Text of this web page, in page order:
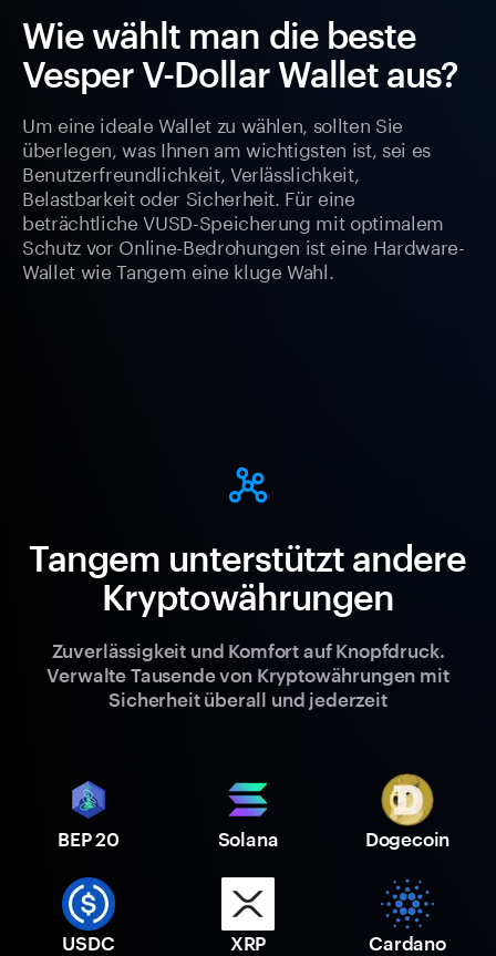
Wie wählt man die beste
Vesper V-Dollar Wallet aus?
Um eine ideale Wallet zu wählen, sollten Sie
überlegen, was Ihnen am wichtigsten ist, sei es
Benutzerfreundlichkeit, Verlässlichkeit,
Belastbarkeit oder Sicherheit. Für eine
beträchtliche VUSD-Speicherung mit optimalem
Schutz vor Online-Bedrohungen ist eine Hardware-
Wallet wie Tangem eine kluge Wahl.
Tangem unterstützt andere
Kryptowährungen
Zuverlässigkeit und Komfort auf Knopfdruck.
Verwalte Tausende von Kryptowährungen mit
Sicherheit überall und jederzeit
BEP 20 Solana Dogecoin
USDC XRP Cardano